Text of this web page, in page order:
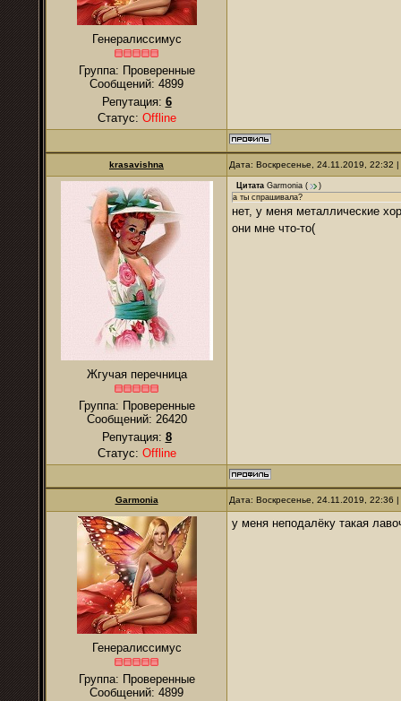
Генералиссимус
Группа: Проверенные
Сообщений: 4899
Репутация: 6
Статус: Offline
krasavishna Дата: Воскресенье, 24.11.2019,
Жгучая перечница
Группа: Проверенные
Сообщений: 26420
Репутация: 8
Статус: Offline
Цитата Garmonia (
)
а ты спрашивала?
нет, у меня металлические
они мне что-то(
Garmonia Дата: Воскресенье, 24.11.2019,
Генералиссимус
Группа: Проверенные
Сообщений: 4899
у меня неподалёку такая